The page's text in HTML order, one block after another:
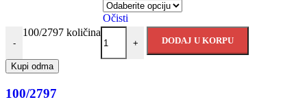
Očisti
-
100/2797 količina
+ DODAJ U KORPU
Kupi odma
100/2797